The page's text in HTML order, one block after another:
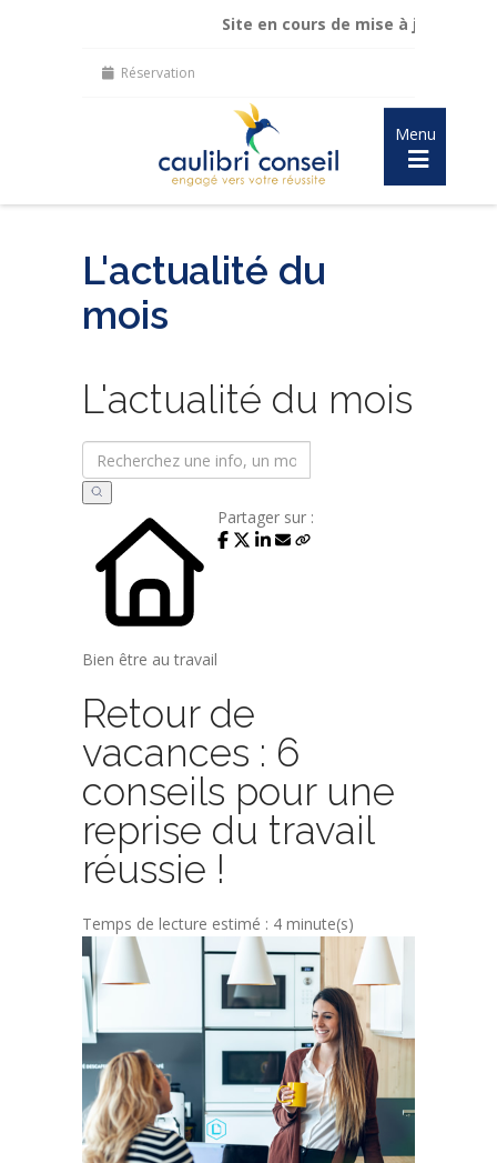
Site en cours de mise à jour : maintien
Réservation
Menu
L'actualité du
mois
L'actualité du mois
Bien être au travail
Partager sur :
Retour de
vacances : 6
conseils pour une
reprise du travail
réussie !
Temps de lecture estimé : 4 minute(s)